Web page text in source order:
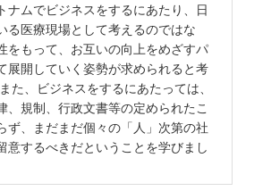
ナムでビジネスをするにあたり、日
る医療現場として考えるのではな
をもって、お互いの向上をめざすパ
展開していく姿勢が求められると考
た、ビジネスをするにあたっては、
、規制、行政文書等の定められたこ
ず、まだまだ個々の「人」次第の社
意するべきだということを学びまし